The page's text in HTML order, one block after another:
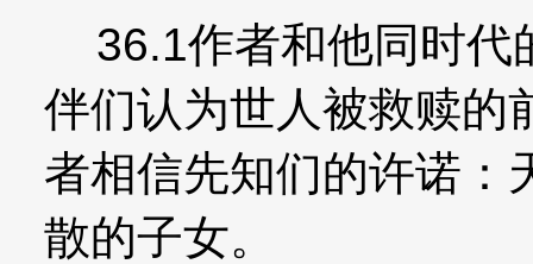
36.1作者和他同时代
伴们认为世人被救赎的
者相信先知们的许诺：
散的子女。